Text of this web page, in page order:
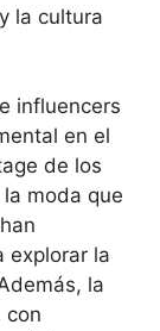
la cultura
influencers
en el
de los
moda que
explorar la
la
con